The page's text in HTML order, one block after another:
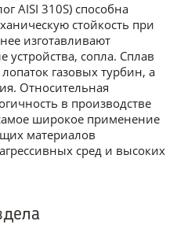
AISI 310S) способна
стойкость при
изготавливают
сопла. Сплав
газовых турбин, а
Относительная
в производстве
широкое применение
материалов
сред и высоких